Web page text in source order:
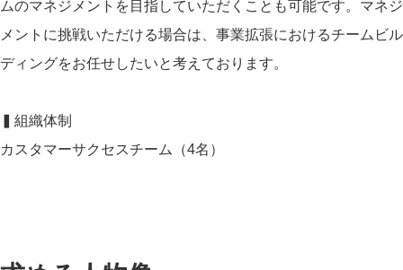
ムのマネジメントを目指していただくことも可能です。マネジ
メントに挑戦いただける場合は、事業拡張におけるチームビル
ディングをお任せしたいと考えております。
▍組織体制
カスタマーサクセスチーム（4名）